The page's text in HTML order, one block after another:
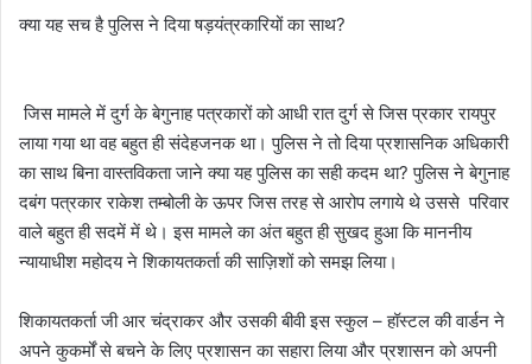
क्या यह सच है पुलिस ने दिया षड़यंत्रकारियों का साथ?
जिस मामले में दुर्ग के बेगुनाह पत्रकारों को आधी रात दुर्ग से जिस प्रकार रायपुर
लाया गया था वह बहुत ही संदेहजनक था। पुलिस ने तो दिया प्रशासनिक अधिकारी
का साथ बिना वास्तविकता जाने क्या यह पुलिस का सही कदम था? पुलिस ने बेगुनाह
दबंग पत्रकार राकेश तम्बोली के ऊपर जिस तरह से आरोप लगाये थे उससे परिवार
वाले बहुत ही सदमें में थे। इस मामले का अंत बहुत ही सुखद हुआ कि माननीय
न्यायाधीश महोदय ने शिकायतकर्ता की साज़िशों को समझ लिया।
शिकायतकर्ता जी आर चंद्राकर और उसकी बीवी इस स्कुल – हॉस्टल की वार्डन ने
अपने कुकर्मों से बचने के लिए प्रशासन का सहारा लिया और प्रशासन को अपनी